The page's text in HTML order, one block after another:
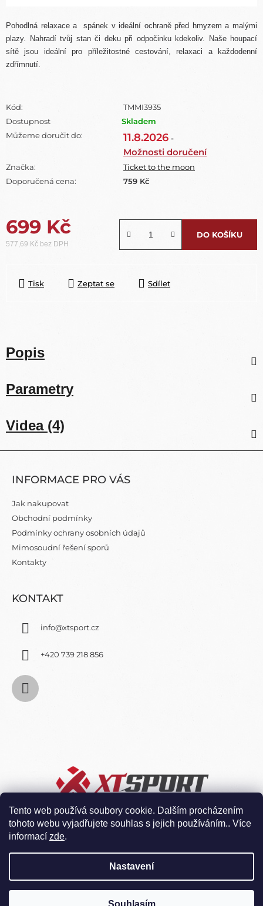
Tento web používá soubory cookie. Dalším procházením
tohoto webu vyjadřujete souhlas s jejich používáním.. Více
informací zde.
Nastavení
Souhlasím
Pohodlná relaxace a spánek v ideální ochraně před hmyzem a malými
plazy. Nahradí tvůj stan či deku při odpočinku kdekoliv. Naše houpací
sítě jsou ideální pro příležitostné cestování, relaxaci a každodenní
zdřímnutí.
Kód:
TMMI3935
Dostupnost
Skladem
Můžeme doručit do:
11.8.2026 -
Možnosti doručení
Značka:
Ticket to the moon
Doporučená cena:
759 Kč
699 Kč
577,69 Kč bez DPH
DO KOŠÍKU
Tisk Zeptat se Sdílet
Popis
Parametry
Videa (4)
INFORMACE PRO VÁS
Jak nakupovat
Obchodní podmínky
Podmínky ochrany osobních údajů
Mimosoudní řešení sporů
Kontakty
KONTAKT
info@xtsport.cz
+420 739 218 856